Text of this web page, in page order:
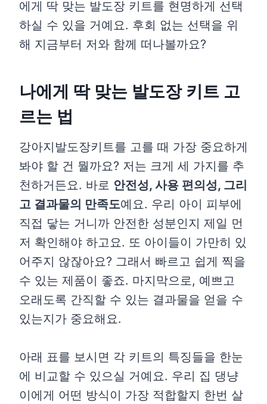
에게 딱 맞는 발도장 키트를 현명하게 선택
하실 수 있을 거예요. 후회 없는 선택을 위
해 지금부터 저와 함께 떠나볼까요?
나에게 딱 맞는 발도장 키트 고
르는 법
강아지발도장키트를 고를 때 가장 중요하게
봐야 할 건 뭘까요? 저는 크게 세 가지를 추
천하거든요. 바로 안전성, 사용 편의성, 그리
고 결과물의 만족도예요. 우리 아이 피부에
직접 닿는 거니까 안전한 성분인지 제일 먼
저 확인해야 하고요. 또 아이들이 가만히 있
어주지 않잖아요? 그래서 빠르고 쉽게 찍을
수 있는 제품이 좋죠. 마지막으로, 예쁘고
오래도록 간직할 수 있는 결과물을 얻을 수
있는지가 중요해요.
아래 표를 보시면 각 키트의 특징들을 한눈
에 비교할 수 있으실 거예요. 우리 집 댕냥
이에게 어떤 방식이 가장 적합할지 한번 살